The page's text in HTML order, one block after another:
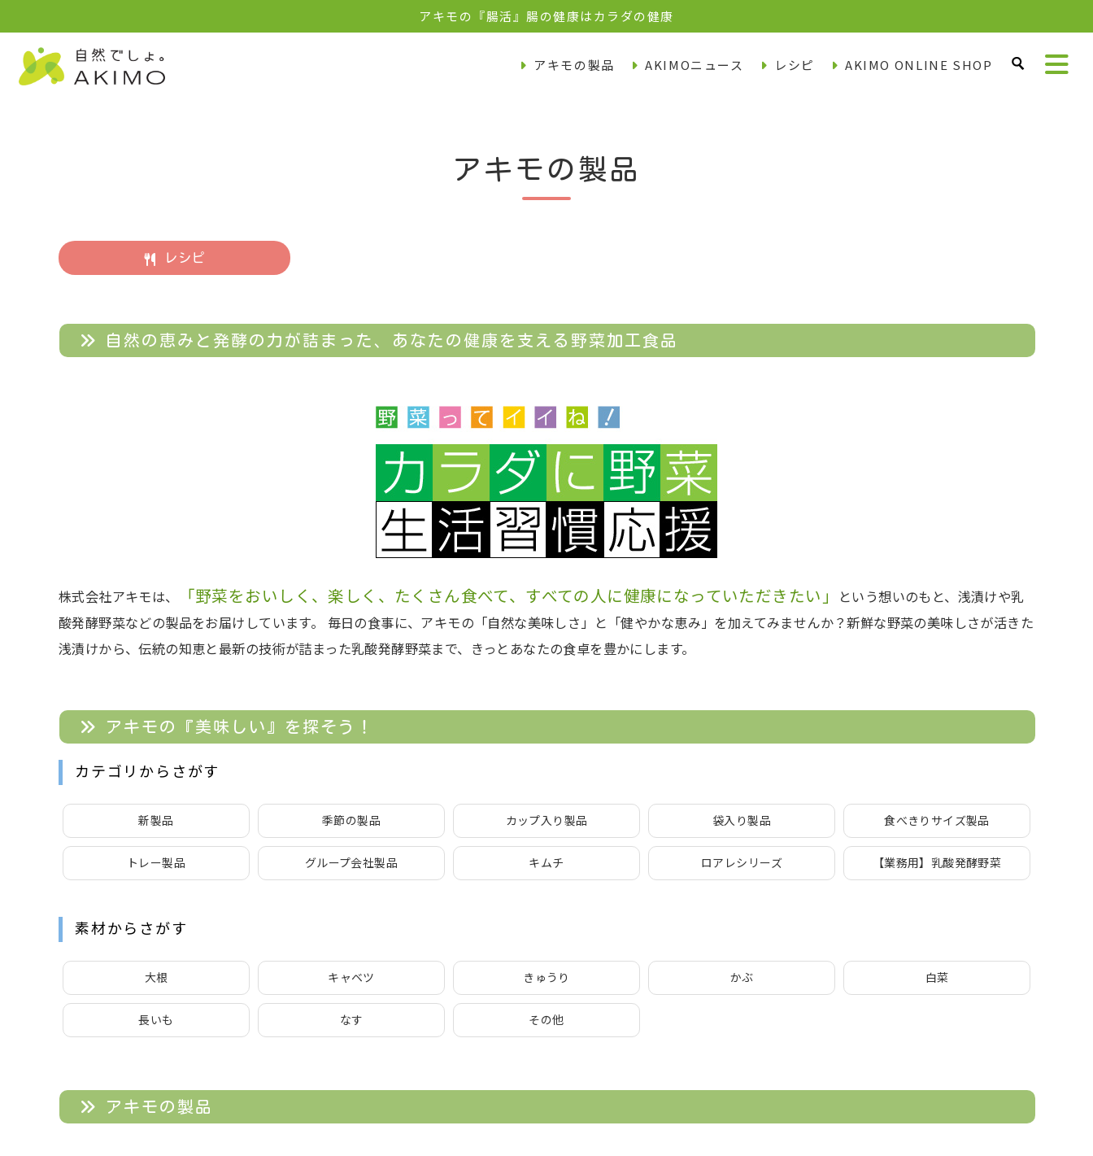
アキモの『腸活』腸の健康はカラダの健康
アキモの製品 AKIMOニュース レシピ AKIMO ONLINE SHOP
アキモの製品
レシピ
自然の恵みと発酵の力が詰まった、あなたの健康を支える野菜加工食品
株式会社アキモは、 「野菜をおいしく、楽しく、たくさん食べて、すべての人に健康になっていただきたい」
という想いのもと、浅漬けや乳
酸発酵野菜などの製品をお届けしています。 毎日の食事に、アキモの「自然な美味しさ」と「健やかな恵み」を加えてみませんか？新鮮な野菜の美味しさが活きた
浅漬けから、伝統の知恵と最新の技術が詰まった乳酸発酵野菜まで、きっとあなたの食卓を豊かにします。
アキモの『美味しい』を探そう！
カテゴリからさがす
新製品 季節の製品 カップ入り製品 袋入り製品 食べきりサイズ製品
トレー製品 グループ会社製品 キムチ ロアレシリーズ 【業務用】乳酸発酵野菜
素材からさがす
大根 キャベツ きゅうり かぶ 白菜
長いも なす その他
アキモの製品